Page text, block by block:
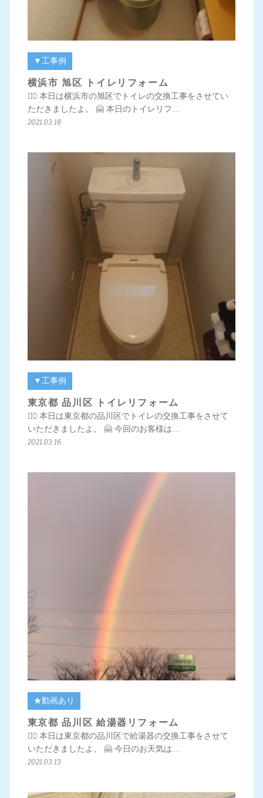
▼工事例
横浜市 旭区 トイレリフォーム
💁‍♀️ 本日は横浜市の旭区でトイレの交換工事をさせてい
ただきましたよ。 🤗 本日のトイレリフ…
2021.03.18
▼工事例
東京都 品川区 トイレリフォーム
💁‍♀️ 本日は東京都の品川区でトイレの交換工事をさせて
いただきましたよ。 🤗 今回のお客様は…
2021.03.16
★動画あり
東京都 品川区 給湯器リフォーム
💁‍♀️ 本日は東京都の品川区で給湯器の交換工事をさせて
いただきましたよ。 🤗 今日のお天気は…
2021.03.13